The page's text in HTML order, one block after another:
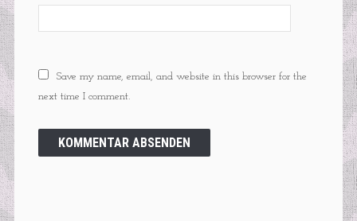
Save my name, email, and website in this browser for the
next time I comment.